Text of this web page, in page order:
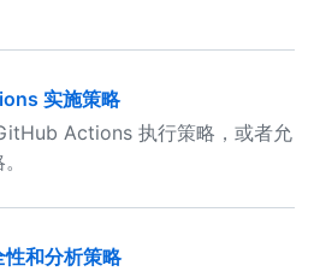
实施策略
Actions 执行策略，或者允
和分析策略